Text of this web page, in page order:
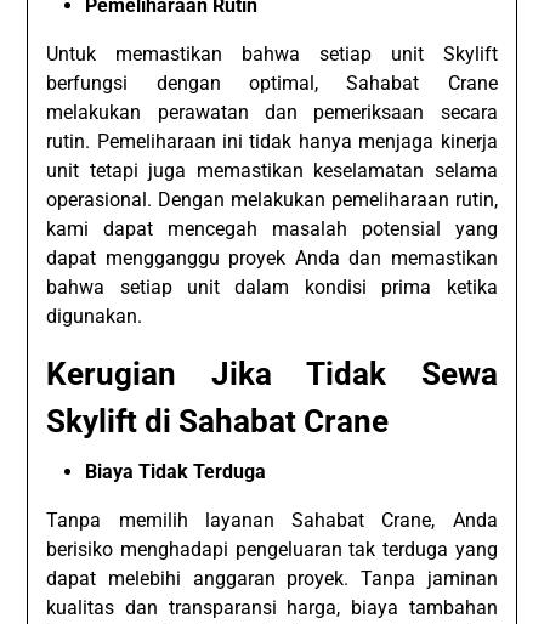
Pemeliharaan Rutin
Untuk memastikan bahwa setiap unit Skylift
berfungsi dengan optimal, Sahabat Crane
melakukan perawatan dan pemeriksaan secara
rutin. Pemeliharaan ini tidak hanya menjaga kinerja
unit tetapi juga memastikan keselamatan selama
operasional. Dengan melakukan pemeliharaan rutin,
kami dapat mencegah masalah potensial yang
dapat mengganggu proyek Anda dan memastikan
bahwa setiap unit dalam kondisi prima ketika
digunakan.
Kerugian Jika Tidak Sewa
Skylift di Sahabat Crane
Biaya Tidak Terduga
Tanpa memilih layanan Sahabat Crane, Anda
berisiko menghadapi pengeluaran tak terduga yang
dapat melebihi anggaran proyek. Tanpa jaminan
kualitas dan transparansi harga, biaya tambahan